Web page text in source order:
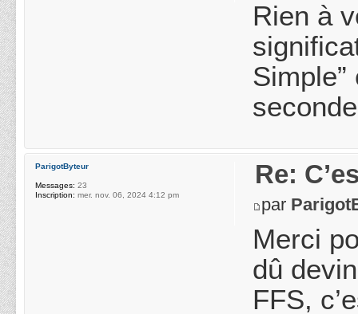
Rien à
Re:
par
Merci
dû
FFS,
ParigotByteur
Messages: 23
Inscription: mer. nov. 06, 2024 4:12 pm